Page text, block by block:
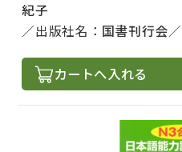
紀子
出版社名： 国書刊行会
カートへ入れる